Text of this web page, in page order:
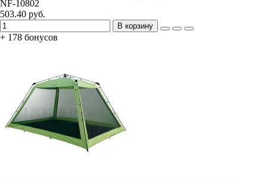
NF-10802
503.40 руб.
В корзину
+ 178 бонусов